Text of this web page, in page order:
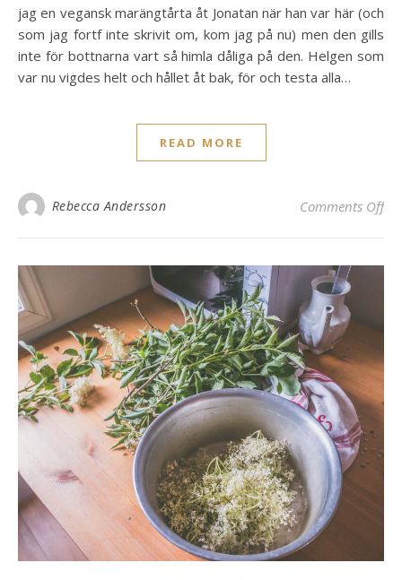
jag en vegansk marängtårta åt Jonatan när han var här (och
som jag fortf inte skrivit om, kom jag på nu) men den gills
inte för bottnarna vart så himla dåliga på den. Helgen som
var nu vigdes helt och hållet åt bak, för och testa alla…
READ MORE
Rebecca Andersson Comments Offon